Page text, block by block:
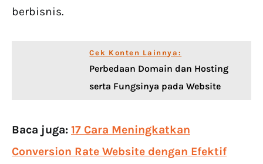
berbisnis.
Cek Konten Lainnya:
Perbedaan Domain dan Hosting
serta Fungsinya pada Website
Baca juga: 17 Cara Meningkatkan
Conversion Rate Website dengan Efektif